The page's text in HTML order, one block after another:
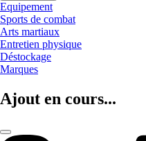
Equipement
Sports de combat
Arts martiaux
Entretien physique
Déstockage
Marques
Ajout en cours...